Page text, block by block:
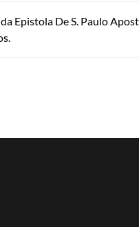
Epistola De S. Paulo